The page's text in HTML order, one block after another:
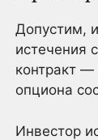
Допустим,
истечения
контракт —
опциона
Инвестор